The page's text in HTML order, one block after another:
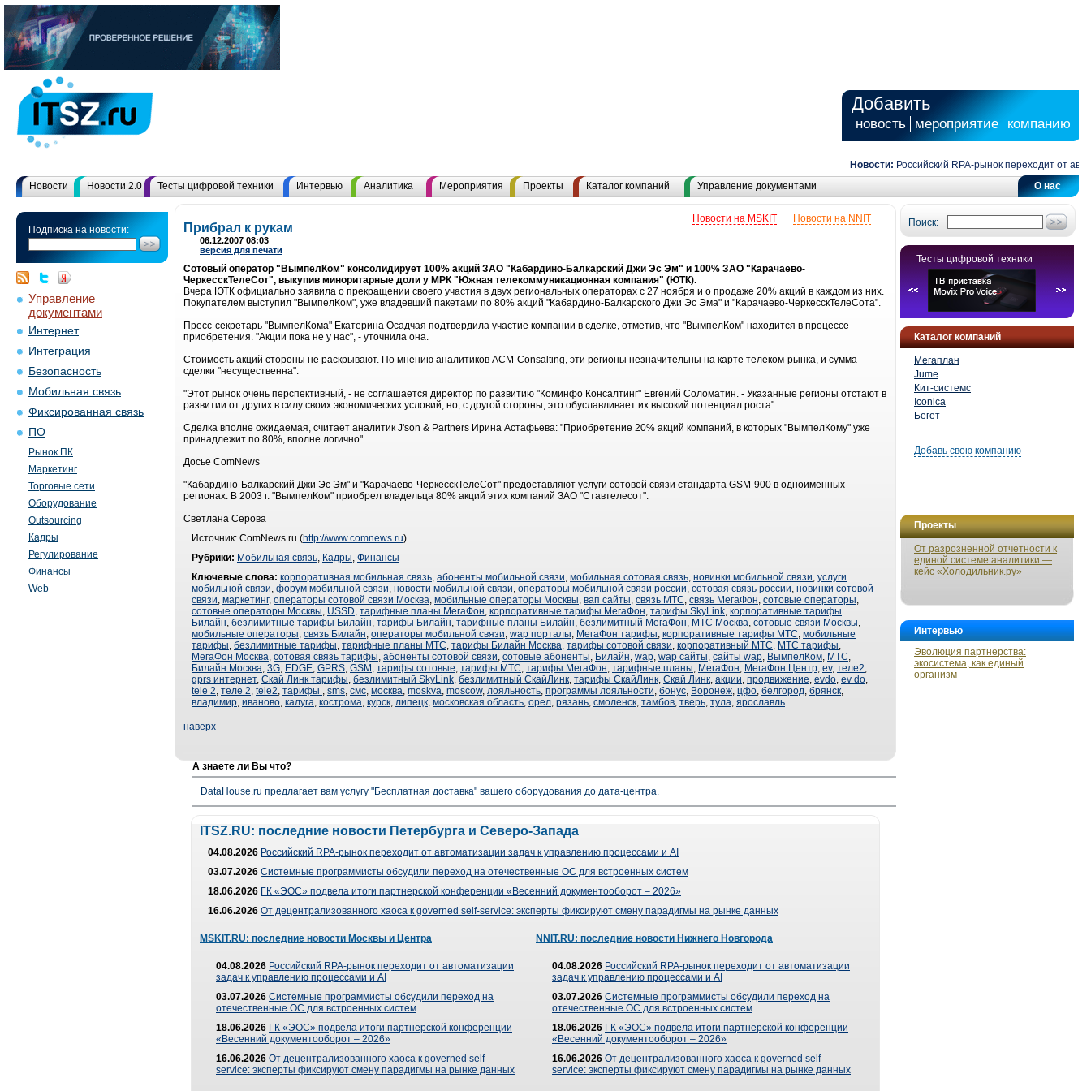
Добавить
новость мероприятие компанию
Новости: Российский RPA-рынок переходит от
О нас
Новости Новости 2.0 Тесты цифровой техники Интервью Аналитика Мероприятия Проекты Каталог компаний Управление документами
Подписка на новости:
Управление
документами
Интернет
Интеграция
Безопасность
Мобильная связь
Фиксированная связь
ПО
Рынок ПК
Маркетинг
Торговые сети
Оборудование
Outsourcing
Кадры
Регулирование
Финансы
Web
Поиск:
Тесты цифровой техники
Каталог компаний
Мегаплан
Jume
Кит-системс
Iconica
Бегет
Добавь свою компанию
Проекты
От разрозненной отчетности к
единой системе аналитики —
кейс «Холодильник.ру»
Интервью
Эволюция партнерства:
экосистема, как единый
организм
Новости на NNIT
Новости на MSKIT
Прибрал к рукам
06.12.2007 08:03
версия для печати
Сотовый оператор "ВымпелКом" консолидирует 100% акций ЗАО "Кабардино-Балкарский Джи Эс Эм" и 100% ЗАО "Карачаево-
ЧеркесскТелеСот", выкупив миноритарные доли у МРК "Южная телекоммуникационная компания" (ЮТК).
Вчера ЮТК официально заявила о прекращении своего участия в двух региональных операторах с 27 ноября и о продаже 20% акций в каждом из них.
Покупателем выступил "ВымпелКом", уже владевший пакетами по 80% акций "Кабардино-Балкарского Джи Эс Эма" и "Карачаево-ЧеркесскТелеСота".
Пресс-секретарь "ВымпелКома" Екатерина Осадчая подтвердила участие компании в сделке, отметив, что "ВымпелКом" находится в процессе
приобретения. "Акции пока не у нас", - уточнила она.
Стоимость акций стороны не раскрывают. По мнению аналитиков ACM-Consalting, эти регионы незначительны на карте телеком-рынка, и сумма
сделки "несущественна".
"Этот рынок очень перспективный, - не соглашается директор по развитию "Коминфо Консалтинг" Евгений Соломатин. - Указанные регионы отстают в
развитии от других в силу своих экономических условий, но, с другой стороны, это обуславливает их высокий потенциал роста".
Сделка вполне ожидаемая, считает аналитик J'son & Partners Ирина Астафьева: "Приобретение 20% акций компаний, в которых "ВымпелКому" уже
принадлежит по 80%, вполне логично".
Досье ComNews
"Кабардино-Балкарский Джи Эс Эм" и "Карачаево-ЧеркесскТелеСот" предоставляют услуги сотовой связи стандарта GSM-900 в одноименных
регионах. В 2003 г. "ВымпелКом" приобрел владельца 80% акций этих компаний ЗАО "Ставтелесот".
Светлана Серова
Источник: ComNews.ru (http://www.comnews.ru)
Рубрики: Мобильная связь, Кадры, Финансы
Ключевые слова: корпоративная мобильная связь, абоненты мобильной связи, мобильная сотовая связь, новинки мобильной связи, услуги
мобильной связи, форум мобильной связи, новости мобильной связи, операторы мобильной связи россии, сотовая связь россии, новинки сотовой
связи, маркетинг, операторы сотовой связи Москва, мобильные операторы Москвы, вап сайты, связь МТС, связь МегаФон, сотовые операторы,
сотовые операторы Москвы, USSD, тарифные планы МегаФон, корпоративные тарифы МегаФон, тарифы SkyLink, корпоративные тарифы
Билайн, безлимитные тарифы Билайн, тарифы Билайн, тарифные планы Билайн, безлимитный МегаФон, МТС Москва, сотовые связи Москвы,
мобильные операторы, связь Билайн, операторы мобильной связи, wap порталы, МегаФон тарифы, корпоративные тарифы МТС, мобильные
тарифы, безлимитные тарифы, тарифные планы МТС, тарифы Билайн Москва, тарифы сотовой связи, корпоративный МТС, МТС тарифы,
МегаФон Москва, сотовая связь тарифы, абоненты сотовой связи, сотовые абоненты, Билайн, wap, wap сайты, сайты wap, ВымпелКом, МТС,
Билайн Москва, 3G, EDGE, GPRS, GSM , тарифы сотовые, тарифы МТС, тарифы МегаФон, тарифные планы, МегаФон, МегаФон Центр, ev, теле2,
gprs интернет, Скай Линк тарифы, безлимитный SkyLink, безлимитный СкайЛинк, тарифы СкайЛинк, Скай Линк, акции, продвижение, evdo, ev do,
tele 2, теле 2, tele2, тарифы , sms, смс, москва, moskva, moscow, лояльность, программы лояльности, бонус, Воронеж, цфо, белгород, брянск,
владимир, иваново, калуга, кострома, курск, липецк, московская область, орел, рязань, смоленск, тамбов, тверь, тула, ярославль
наверх
А знаете ли Вы что?
DataHouse.ru предлагает вам услугу "Бесплатная доставка" вашего оборудования до дата-центра.
ITSZ.RU: последние новости Петербурга и Северо-Запада
04.08.2026 Российский RPA-рынок переходит от автоматизации задач к управлению процессами и AI
03.07.2026 Системные программисты обсудили переход на отечественные ОС для встроенных систем
18.06.2026 ГК «ЭОС» подвела итоги партнерской конференции «Весенний документооборот – 2026»
16.06.2026 От децентрализованного хаоса к governed self-service: эксперты фиксируют смену парадигмы на рынке данных
MSKIT.RU: последние новости Москвы и Центра
04.08.2026 Российский RPA-рынок переходит от автоматизации
задач к управлению процессами и AI
03.07.2026 Системные программисты обсудили переход на
отечественные ОС для встроенных систем
18.06.2026 ГК «ЭОС» подвела итоги партнерской конференции
«Весенний документооборот – 2026»
16.06.2026 От децентрализованного хаоса к governed self-
service: эксперты фиксируют смену парадигмы на рынке данных
NNIT.RU: последние новости Нижнего Новгорода
04.08.2026 Российский RPA-рынок переходит от автоматизации
задач к управлению процессами и AI
03.07.2026 Системные программисты обсудили переход на
отечественные ОС для встроенных систем
18.06.2026 ГК «ЭОС» подвела итоги партнерской конференции
«Весенний документооборот – 2026»
16.06.2026 От децентрализованного хаоса к governed self-
service: эксперты фиксируют смену парадигмы на рынке данных